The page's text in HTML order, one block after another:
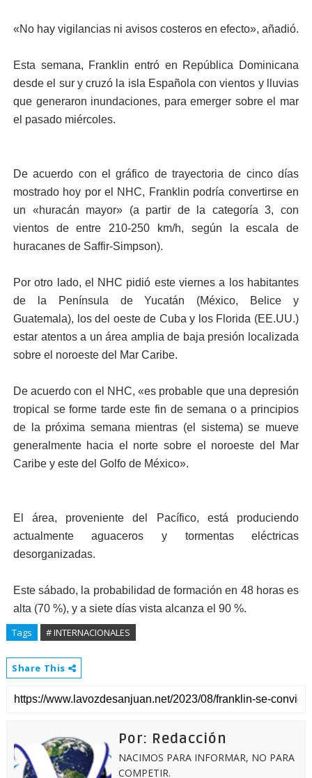
«No hay vigilancias ni avisos costeros en efecto», añadió.
Esta semana, Franklin entró en República Dominicana
desde el sur y cruzó la isla Española con vientos y lluvias
que generaron inundaciones, para emerger sobre el mar
el pasado miércoles.
De acuerdo con el gráfico de trayectoria de cinco días
mostrado hoy por el NHC, Franklin podría convertirse en
un «huracán mayor» (a partir de la categoría 3, con
vientos de entre 210-250 km/h, según la escala de
huracanes de Saffir-Simpson).
Por otro lado, el NHC pidió este viernes a los habitantes
de la Península de Yucatán (México, Belice y
Guatemala), los del oeste de Cuba y los Florida (EE.UU.)
estar atentos a un área amplia de baja presión localizada
sobre el noroeste del Mar Caribe.
De acuerdo con el NHC, «es probable que una depresión
tropical se forme tarde este fin de semana o a principios
de la próxima semana mientras (el sistema) se mueve
generalmente hacia el norte sobre el noroeste del Mar
Caribe y este del Golfo de México».
El área, proveniente del Pacífico, está produciendo
actualmente aguaceros y tormentas eléctricas
desorganizadas.
Este sábado, la probabilidad de formación en 48 horas es
alta (70 %), y a siete días vista alcanza el 90 %.
Tags # INTERNACIONALES
Share This
Por: Redacción
NACIMOS PARA INFORMAR, NO PARA
COMPETIR.